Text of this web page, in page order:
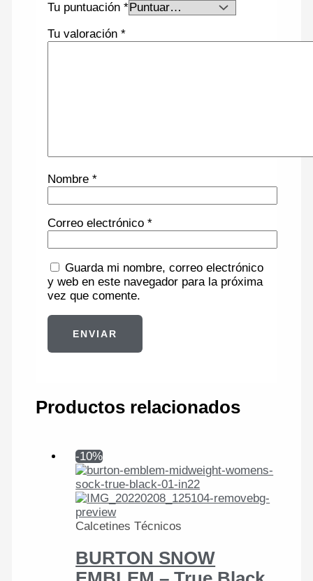
Tu puntuación*
Tu valoración*
Nombre*
Correo electrónico*
Guarda mi nombre, correo electrónico
y web en este navegador para la próxima
vez que comente.
Productos relacionados
-10%
Calcetines Técnicos
BURTON SNOW